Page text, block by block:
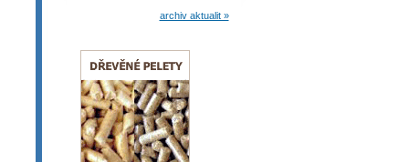
archiv aktualit »